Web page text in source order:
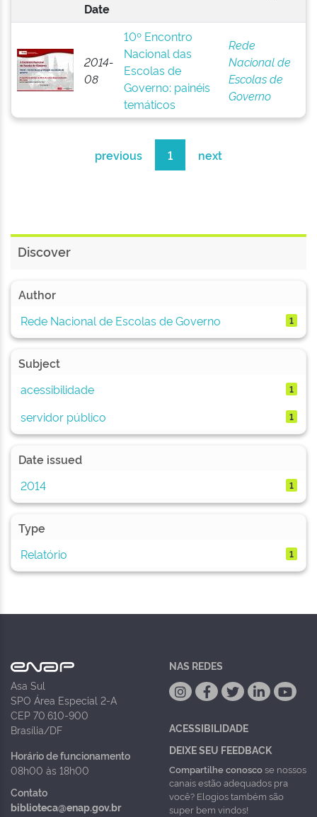
Date
2014-
08
10º Encontro
Nacional das
Escolas de
Governo: painéis
temáticos
Rede
Nacional de
Escolas de
Governo
previous 1 next
Discover
Author
Rede Nacional de Escolas de Governo
1
Subject
acessibilidade
1
servidor público 1
Date issued
2014
1
Type
Relatório
1
Asa Sul
SPO Área Especial 2-A
CEP 70.610-900
Brasília/DF
Horário de funcionamento
08h00 às 18h00
Contato
biblioteca@enap.gov.br
NAS REDES
ACESSIBILIDADE
DEIXE SEU FEEDBACK
Compartilhe conoscose nossos
canais estão adequados pra
você? Elogios também são
super bem vindos!